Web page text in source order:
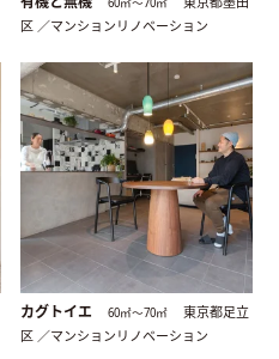
区 ／マンションリノベーション
カグトイエ 60㎡〜70㎡
東京都足立
区 ／マンションリノベーション